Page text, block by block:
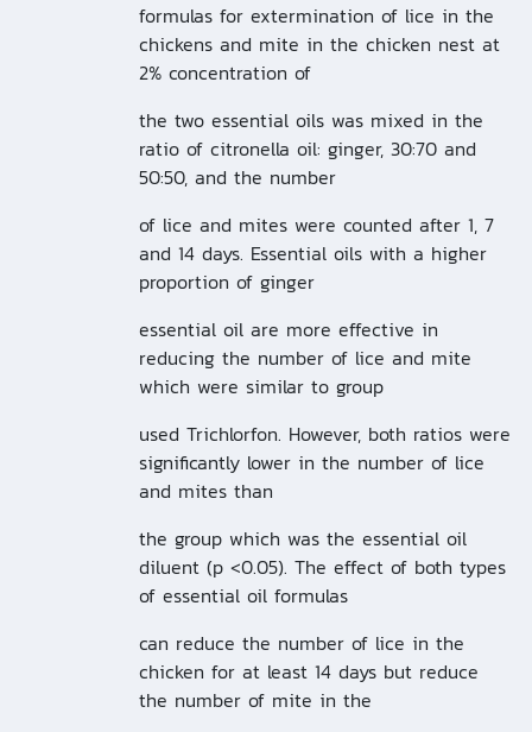
formulas for extermination of lice in the
chickens and mite in the chicken nest at
2% concentration of
the two essential oils was mixed in the
ratio of citronella oil: ginger, 30:70 and
50:50, and the number
of lice and mites were counted after 1, 7
and 14 days. Essential oils with a higher
proportion of ginger
essential oil are more effective in
reducing the number of lice and mite
which were similar to group
used Trichlorfon. However, both ratios were
significantly lower in the number of lice
and mites than
the group which was the essential oil
diluent (p <0.05). The effect of both types
of essential oil formulas
can reduce the number of lice in the
chicken for at least 14 days but reduce
the number of mite in the